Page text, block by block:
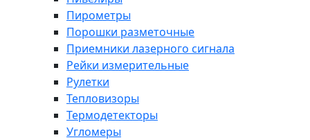
Пирометры
Порошки разметочные
Приемники лазерного сигнала
Рейки измерительные
Рулетки
Тепловизоры
Термодетекторы
Угломеры